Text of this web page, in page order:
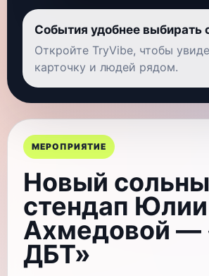
МЕРОПРИЯТИЕ
Новый
стендап Юлии
Ахмедовой —
ДБТ»
События удобнее выбирать
Откройте TryVibe, чтобы
карточку и людей рядом.